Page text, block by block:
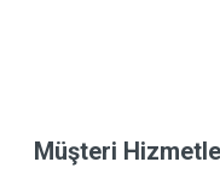
Müşteri